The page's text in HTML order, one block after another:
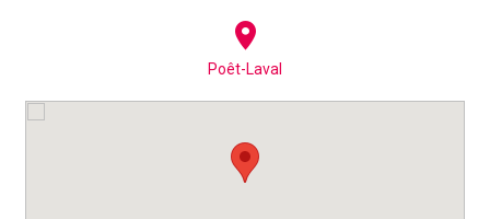
Poêt-Laval